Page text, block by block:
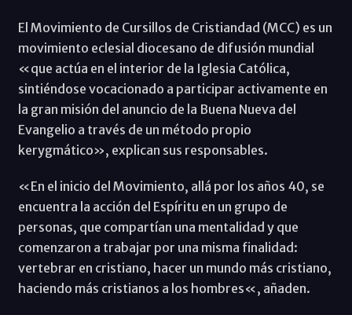
El Movimiento de Cursillos de Cristiandad (MCC) es un
movimiento eclesial diocesano de difusión mundial
«que actúa en el interior de la Iglesia Católica,
sintiéndose vocacionado a participar activamente en
la gran misión del anuncio de la Buena Nueva del
Evangelio a través de un método propio
kerygmático», explican sus responsables.
«En el inicio del Movimiento, allá por los años 40, se
encuentra la acción del Espíritu en un grupo de
personas, que compartían una mentalidad y que
comenzaron a trabajar por una misma finalidad:
vertebrar en cristiano, hacer un mundo más cristiano,
haciendo más cristianos a los hombres«, añaden.